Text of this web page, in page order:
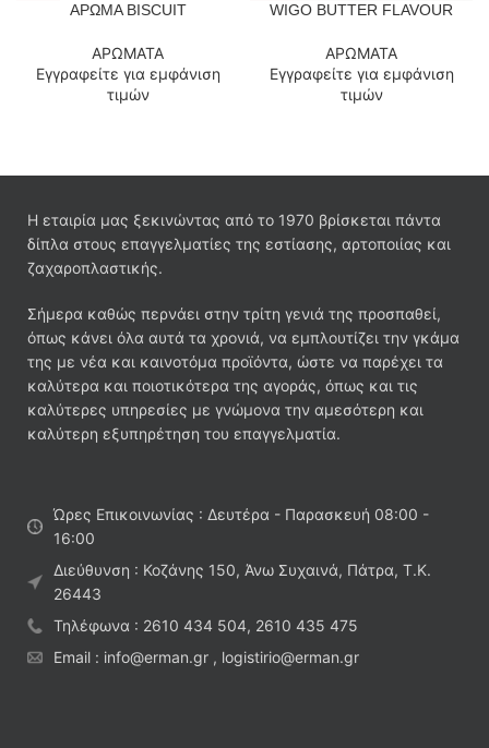
ΑΡΩΜΑ BISCUIT
ΑΡΩΜΑΤΑ
Εγγραφείτε για εμφάνιση
τιμών
WIGO BUTTER FLAVOUR
ΑΡΩΜΑΤΑ
Εγγραφείτε για εμφάνιση
τιμών
Η εταιρία μας ξεκινώντας από το 1970 βρίσκεται πάντα
δίπλα στους επαγγελματίες της εστίασης, αρτοποιίας και
ζαχαροπλαστικής.
Σήμερα καθώς περνάει στην τρίτη γενιά της προσπαθεί,
όπως κάνει όλα αυτά τα χρονιά, να εμπλουτίζει την γκάμα
της με νέα και καινοτόμα προϊόντα, ώστε να παρέχει τα
καλύτερα και ποιοτικότερα της αγοράς, όπως και τις
καλύτερες υπηρεσίες με γνώμονα την αμεσότερη και
καλύτερη εξυπηρέτηση του επαγγελματία.
Ώρες Επικοινωνίας : Δευτέρα - Παρασκευή 08:00 -
16:00
Διεύθυνση : Κοζάνης 150, Άνω Συχαινά, Πάτρα, Τ.Κ.
26443
Τηλέφωνα : 2610 434 504, 2610 435 475
Email : info@erman.gr , logistirio@erman.gr